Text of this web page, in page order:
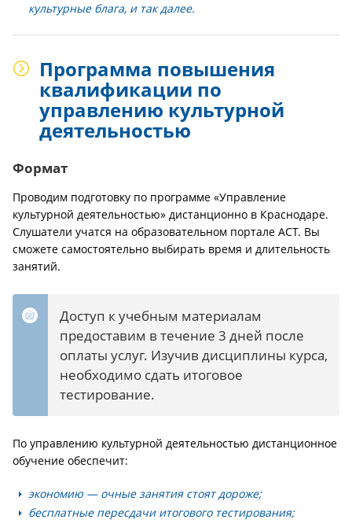
культурные блага, и так далее.
Программа повышения
квалификации по
управлению культурной
деятельностью
Формат
Проводим подготовку по программе «Управление
культурной деятельностью» дистанционно в Краснодаре.
Слушатели учатся на образовательном портале АСТ. Вы
сможете самостоятельно выбирать время и длительность
занятий.
Доступ к учебным материалам
предоставим в течение 3 дней после
оплаты услуг. Изучив дисциплины курса,
необходимо сдать итоговое
тестирование.
По управлению культурной деятельностью дистанционное
обучение обеспечит:
экономию — очные занятия стоят дороже;
бесплатные пересдачи итогового тестирования;